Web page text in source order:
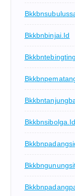
Bkkbnbinjai.id
Bkkbnsibolga.id